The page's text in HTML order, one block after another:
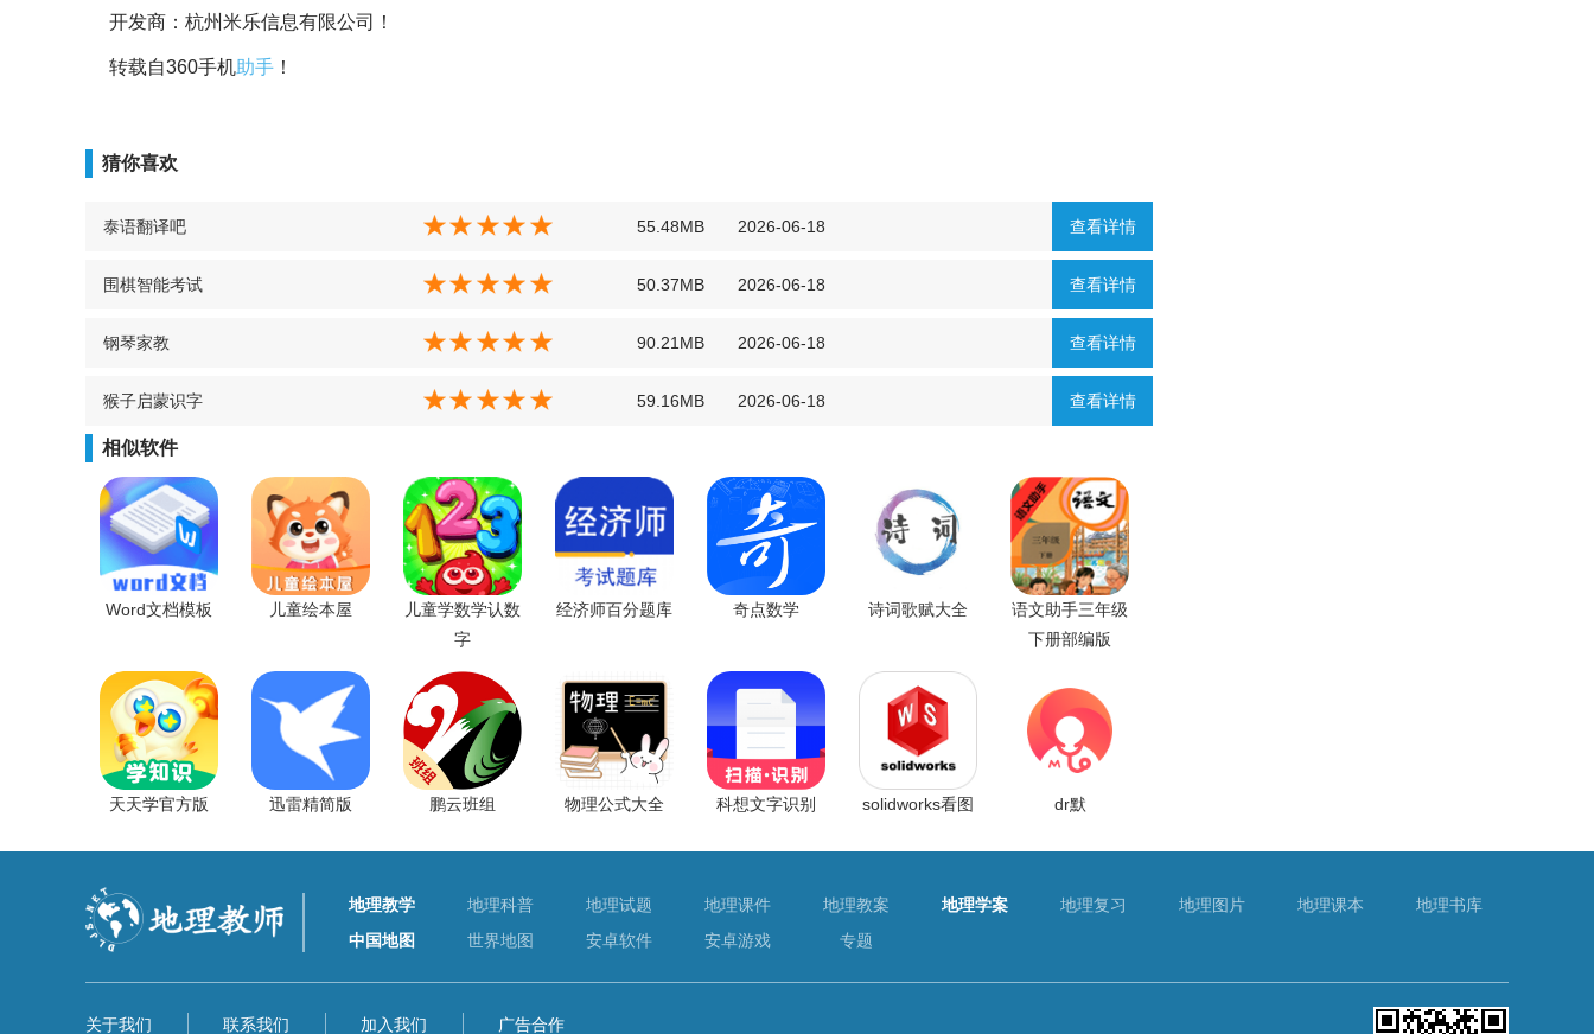
开发商：杭州米乐信息有限公司！
转载自360手机助手 ！
猜你喜欢
查看详情
泰语翻译吧 55.48MB 2026-06-18
查看详情
围棋智能考试 50.37MB 2026-06-18
查看详情
钢琴家教 90.21MB 2026-06-18
查看详情
猴子启蒙识字 59.16MB 2026-06-18
相似软件
Word文档模板 儿童绘本屋
儿童学数学认数
字
经济师百分题库 奇点数学 诗词歌赋大全
语文助手三年级
下册部编版
天天学官方版 迅雷精简版 鹏云班组 物理公式大全 科想文字识别 solidworks看图 dr默
地理教学 地理科普 地理试题 地理课件 地理教案 地理学案 地理复习 地理图片 地理课本
地理书库
中国地图
世界地图 安卓软件 安卓游戏 专题
关于我们 联系我们 加入我们 广告合作